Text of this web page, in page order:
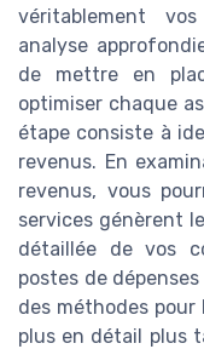
véritablement
analyse
de mettre en
optimiser chaque
étape consiste à
revenus. En
revenus, vous
services génèrent
détaillée de vos
postes de
des méthodes pour
plus en détail plus